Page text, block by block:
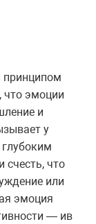
что эмоции
и
у
счесть, что
или
эмоция
— ив